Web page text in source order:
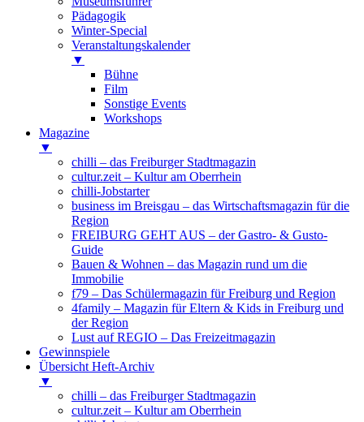
Pädagogik
Winter-Special
Veranstaltungskalender
▼
Bühne
Film
Sonstige Events
Workshops
Magazine
▼
chilli – das Freiburger Stadtmagazin
cultur.zeit – Kultur am Oberrhein
chilli-Jobstarter
business im Breisgau – das Wirtschaftsmagazin für die
Region
FREIBURG GEHT AUS – der Gastro- & Gusto-
Guide
Bauen & Wohnen – das Magazin rund um die
Immobilie
f79 – Das Schülermagazin für Freiburg und Region
4family – Magazin für Eltern & Kids in Freiburg und
der Region
Lust auf REGIO – Das Freizeitmagazin
Gewinnspiele
Übersicht Heft-Archiv
▼
chilli – das Freiburger Stadtmagazin
cultur.zeit – Kultur am Oberrhein